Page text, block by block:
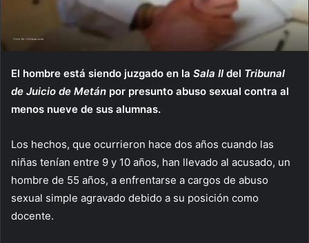
El hombre está siendo juzgado en la Sala II del Tribunal
de Juicio de Metán por presunto abuso sexual contra al
menos nueve de sus alumnas.
Los hechos, que ocurrieron hace dos años cuando las
niñas tenían entre 9 y 10 años, han llevado al acusado, un
hombre de 55 años, a enfrentarse a cargos de abuso
sexual simple agravado debido a su posición como
docente.